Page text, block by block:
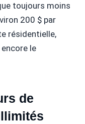
toujours moins
200 $ par
résidentielle,
le
de